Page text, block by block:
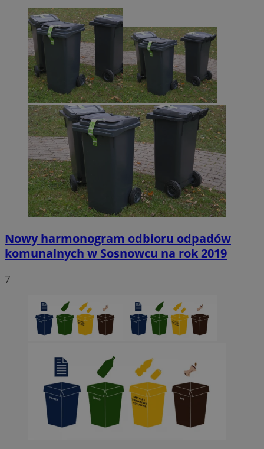
Nowy harmonogram odbioru odpadów
komunalnych w Sosnowcu na rok 2019
7